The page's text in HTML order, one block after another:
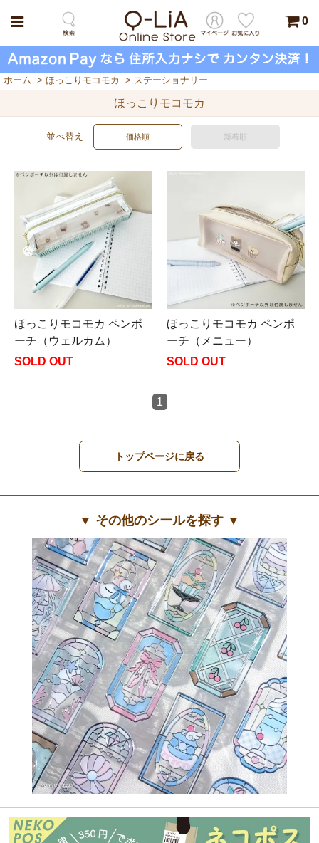
0
ホーム > ほっこりモコモカ > ステーショナリー
ほっこりモコモカ
並べ替え 価格順 新着順
ほっこりモコモカ ペンポ
ーチ（ウェルカム）
SOLD OUT
ほっこりモコモカ ペンポ
ーチ（メニュー）
SOLD OUT
1
トップページに戻る
▼ その他のシールを探す ▼